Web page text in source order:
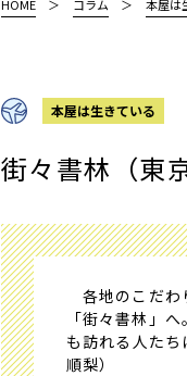
HOME コラム 本屋は
本屋は生きている
街々書林（東
各地のこだわ
「街々書林」
も訪れる人た
順梨）